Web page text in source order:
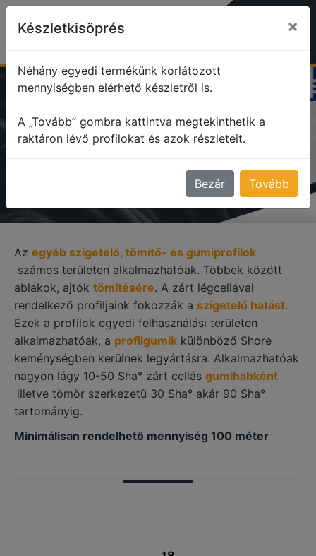
EGYÉB SZIGETELŐ, TÖMÍTŐ
Az egyéb szigetelő, tömítő- és gumiprofilok
számos területen alkalmazhatóak. Többek között
ablakok, ajtók tömítésére. A zárt légcellával
rendelkező profiljaink fokozzák a szigetelő hatást.
Ezek a profilok egyedi felhasználási területen
alkalmazhatóak, a profilgumik különböző Shore
keménységben kerülnek legyártásra. Alkalmazhatóak
nagyon lágy 10-50 Sha° zárt cellás gumihabként
illetve tömör szerkezetű 30 Sha° akár 90 Sha°
tartományig.
Minimálisan rendelhető mennyiség 100 méter
Készletkisöprés ×
Néhány egyedi termékünk korlátozott
mennyiségben elérhető készletről is.
A „Tovább” gombra kattintva megtekinthetik a
raktáron lévő profilokat és azok részleteit.
Bezár Tovább